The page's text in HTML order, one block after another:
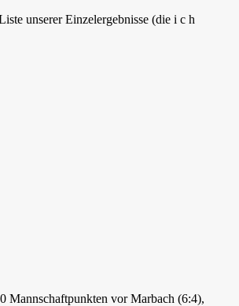
unserer Einzelergebnisse (die i c h
Mannschaftpunkten vor Marbach (6:4),